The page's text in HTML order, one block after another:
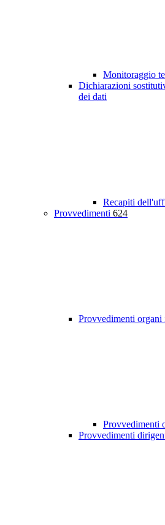
Monitoraggio
Dichiarazioni
dei dati
Recapiti
Provvedimenti 624
Provvedimenti
Provvedimenti
Provvedimenti